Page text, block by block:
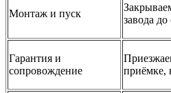
Монтаж и пуск
завода до
Гарантия и
сопровождение
приёмке,